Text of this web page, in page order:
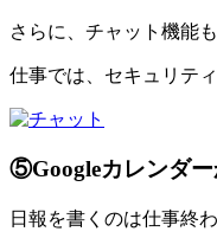
さらに、チャット機能
仕事では、セキュリテ
⑤Googleカレンダ
日報を書くのは仕事終